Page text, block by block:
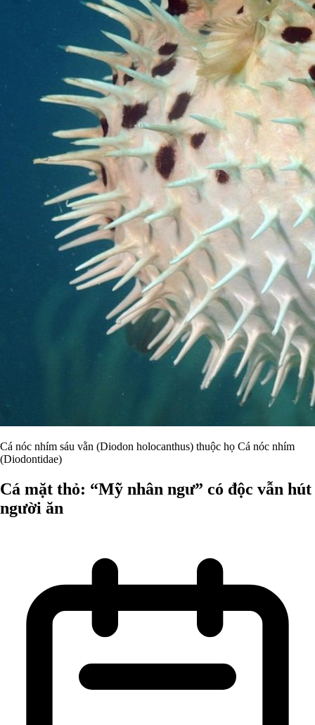
Cá nóc nhím sáu vằn (Diodon holocanthus) thuộc họ Cá nóc nhím
(Diodontidae)
Cá mặt thỏ: “Mỹ nhân ngư” có độc vẫn hút
người ăn